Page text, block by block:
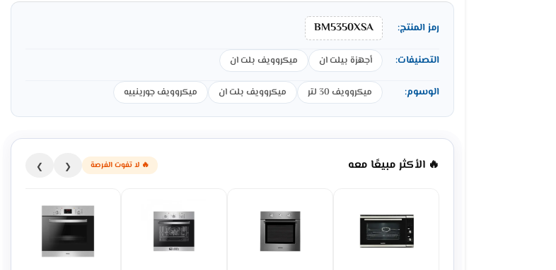
رمز المنتج: BM5350XSA
التصنيفات: أجهزة بيلت ان ميكروويف بلت ان
الوسوم: ميكروويف 30 لتر ميكروويف بلت ان ميكروويف جورينييه
🔥 الأكثر مبيعًا معه 🔥 لا تفوت الفرصة ❮
❯